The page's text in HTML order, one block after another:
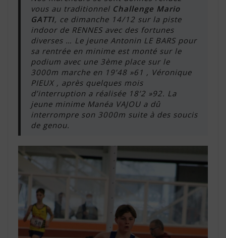
vous au traditionnel Challenge Mario
GATTI, ce dimanche 14/12 sur la piste
indoor de RENNES avec des fortunes
diverses … Le jeune Antonin LE BARS pour
sa rentrée en minime est monté sur le
podium avec une 3ème place sur le
3000m marche en 19’48 »61 , Véronique
PIEUX , après quelques mois
d’interruption a réalisée 18’2 »92. La
jeune minime Manéa VAJOU a dû
interrompre son 3000m suite à des soucis
de genou.